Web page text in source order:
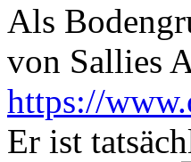
Als
von Sallies
https://
Er ist